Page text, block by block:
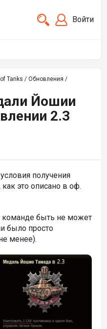
Войти
Tanks / Обновления /
Йошии
2.3
получения
это описано в оф.
команде быть не может
было просто
менее).